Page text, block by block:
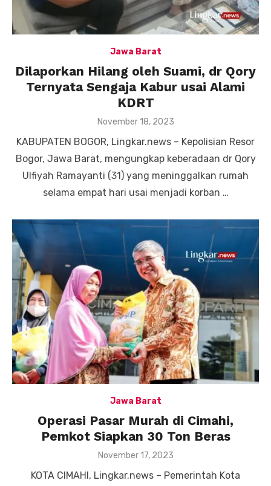
Jawa Barat
Dilaporkan Hilang oleh Suami, dr Qory
Ternyata Sengaja Kabur usai Alami
KDRT
Posted
November 18, 2023
KABUPATEN BOGOR, Lingkar.news – Kepolisian Resor
Bogor, Jawa Barat, mengungkap keberadaan dr Qory
Ulfiyah Ramayanti (31) yang meninggalkan rumah
selama empat hari usai menjadi korban …
Jawa Barat
Operasi Pasar Murah di Cimahi,
Pemkot Siapkan 30 Ton Beras
Posted
November 17, 2023
KOTA CIMAHI, Lingkar.news – Pemerintah Kota